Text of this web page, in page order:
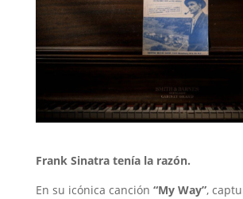
Frank Sinatra tenía la razón.
En su icónica canción “My Way”,